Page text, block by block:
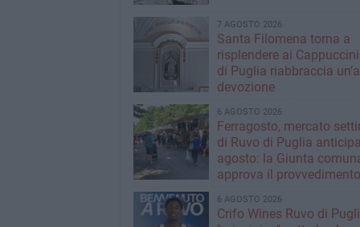
7 AGOSTO 2026
Santa Filomena torna a
risplendere ai
di Puglia riabbraccia
devozione
6 AGOSTO 2026
Ferragosto, mercato
di Ruvo di Puglia
agosto: la Giunta
approva il provvedimento
6 AGOSTO 2026
Crifo Wines Ruvo di